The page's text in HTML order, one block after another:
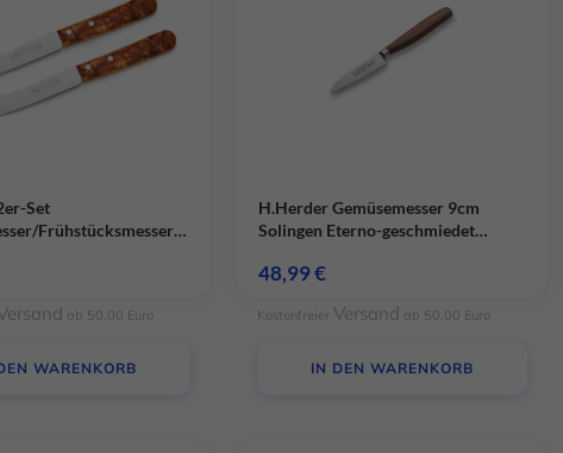
Set
Frühstücksmesser
ab 50,00 Euro
WARENKORB
H.Herder Gemüsemesser 9cm
Solingen Eterno-geschmiedet
48,99€
Kostenfreier Versand ab 50,00 Euro
IN DEN WARENKORB